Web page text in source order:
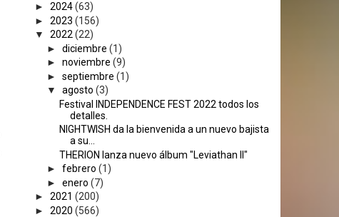
► 2024(63)
► 2023 (156)
▼
2022 (22)
► diciembre (1)
► noviembre (9)
► septiembre (1)
▼
agosto (3)
Festival INDEPENDENCE FEST 2022 todos los
detalles.
NIGHTWISH da la bienvenida a un nuevo bajista
a su...
THERION lanza nuevo álbum "Leviathan II"
► febrero (1)
► enero (7)
► 2021 (200)
► 2020 (566)